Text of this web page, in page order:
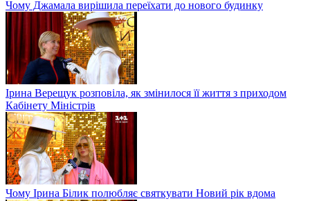
Чому Джамала вирішила переїхати до нового будинку
Ірина Верещук розповіла, як змінилося її життя з приходом
Кабінету Міністрів
Чому Ірина Білик полюбляє святкувати Новий рік вдома